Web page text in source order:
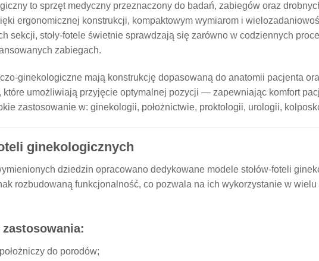
to sprzęt medyczny przeznaczony do badań, zabiegów oraz
ergonomicznej konstrukcji, kompaktowym wymiarom i
sekcji, stoły-fotele świetnie sprawdzają się zarówno w codziennych
zabiegach.
ginekologiczne mają konstrukcję dopasowaną do anatomii pacjenta
które umożliwiają przyjęcie optymalnej pozycji — zapewniając komfort
zastosowanie w: ginekologii, położnictwie, proktologii, urologii,
ginekologicznych
dziedzin opracowano dedykowane modele stołów-foteli
rozbudowaną funkcjonalność, co pozwala na ich wykorzystanie w
do porodów;